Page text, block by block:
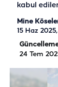
kabul
Mine
15 Haz
24 Tem